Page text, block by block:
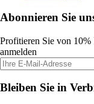
Abonnieren Sie
Profitieren Sie von 10%
anmelden
Bleiben Sie in